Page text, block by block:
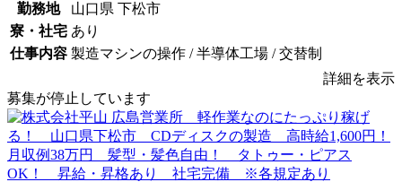
勤務地
山口県 下松市
寮・社宅 あり
仕事内容 製造マシンの操作 / 半導体工場 / 交替制
詳細を表示
募集が停止しています